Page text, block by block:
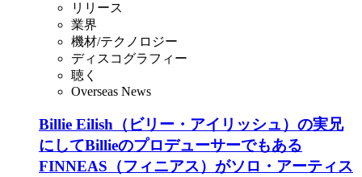
リリース
業界
機材/テクノロジー
ディスコグラフィー
聴く
Overseas News
Billie Eilish（ビリー・アイリッシュ）の実兄
にしてBillieのプロデューサーでもある
FINNEAS（フィニアス）がソロ・アーティス